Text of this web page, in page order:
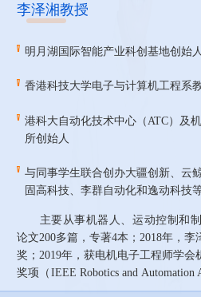
李泽湘教授
明月湖国际智能产业科创基地创始人
香港科技大学电子与计算机工程系
港科大自动化技术中心（ATC）及
所创始人
与同事学生联合创办大疆创新、云鲸
固高科技、李群自动化和逸动科技
主要从事机器人、运动控制和
论文200多篇，专著4本；2018年，
奖；2019年，获电机电子工程师学
奖项（IEEE Robotics and
济特区建立40周年创新创业人物